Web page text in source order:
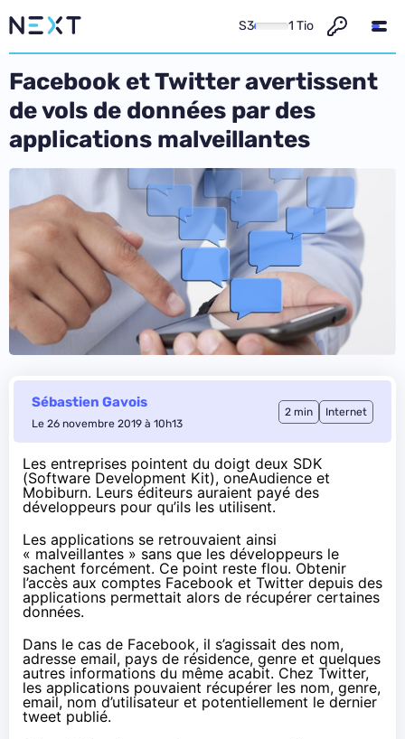
S3 1 Tio
Facebook et Twitter avertissent
de vols de données par des
applications malveillantes
Sébastien Gavois
Le 26 novembre 2019 à 10h13
2 min Internet
Les entreprises pointent du doigt deux SDK
(Software Development Kit), oneAudience et
Mobiburn. Leurs éditeurs auraient payé des
développeurs pour qu’ils les utilisent.
Les applications se retrouvaient ainsi
« malveillantes » sans que les développeurs le
sachent forcément. Ce point reste flou. Obtenir
l’accès aux comptes Facebook et Twitter depuis des
applications permettait alors de récupérer certaines
données.
Dans le cas de Facebook, il s’agissait des nom,
adresse email, pays de résidence, genre et quelques
autres informations du même acabit. Chez Twitter,
les applications pouvaient récupérer les nom, genre,
email, nom d’utilisateur et potentiellement le dernier
tweet publié.